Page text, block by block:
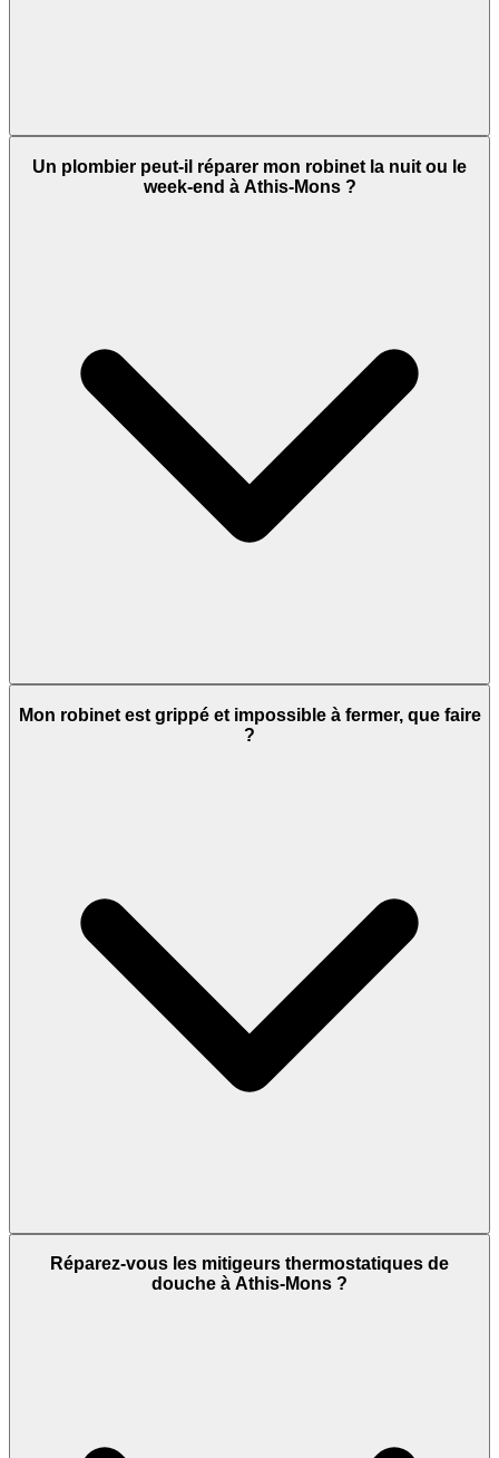
Un plombier peut-il réparer mon robinet la nuit ou le
week-end à Athis-Mons ?
Mon robinet est grippé et impossible à fermer, que faire
?
Réparez-vous les mitigeurs thermostatiques de
douche à Athis-Mons ?